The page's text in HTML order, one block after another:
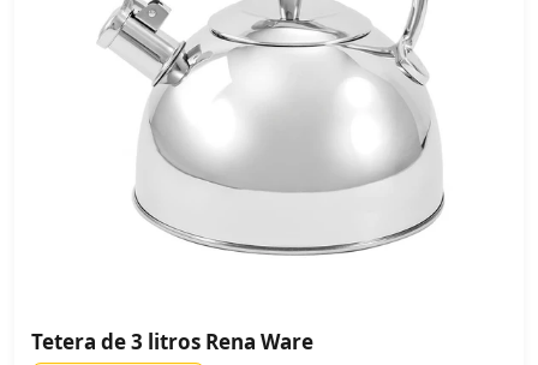
Tetera de 3 litros Rena Ware